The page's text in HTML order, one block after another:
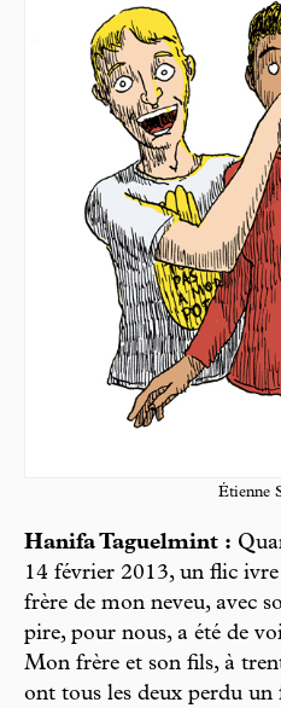
Étienne
Hanifa Taguelmint :
14 février 2013, un flic ivre
frère de mon neveu, avec
pire, pour nous, a été de
Mon frère et son fils, à
ont tous les deux perdu